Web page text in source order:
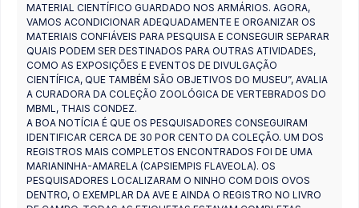
MATERIAL CIENTÍFICO GUARDADO NOS ARMÁRIOS. AGORA,
VAMOS ACONDICIONAR ADEQUADAMENTE E ORGANIZAR OS
MATERIAIS CONFIÁVEIS PARA PESQUISA E CONSEGUIR SEPARAR
QUAIS PODEM SER DESTINADOS PARA OUTRAS ATIVIDADES,
COMO AS EXPOSIÇÕES E EVENTOS DE DIVULGAÇÃO
CIENTÍFICA, QUE TAMBÉM SÃO OBJETIVOS DO MUSEU”, AVALIA
A CURADORA DA COLEÇÃO ZOOLÓGICA DE VERTEBRADOS DO
MBML, THAIS CONDEZ.
A BOA NOTÍCIA É QUE OS PESQUISADORES CONSEGUIRAM
IDENTIFICAR CERCA DE 30 POR CENTO DA COLEÇÃO. UM DOS
REGISTROS MAIS COMPLETOS ENCONTRADOS FOI DE UMA
MARIANINHA-AMARELA (CAPSIEMPIS FLAVEOLA). OS
PESQUISADORES LOCALIZARAM O NINHO COM DOIS OVOS
DENTRO, O EXEMPLAR DA AVE E AINDA O REGISTRO NO LIVRO